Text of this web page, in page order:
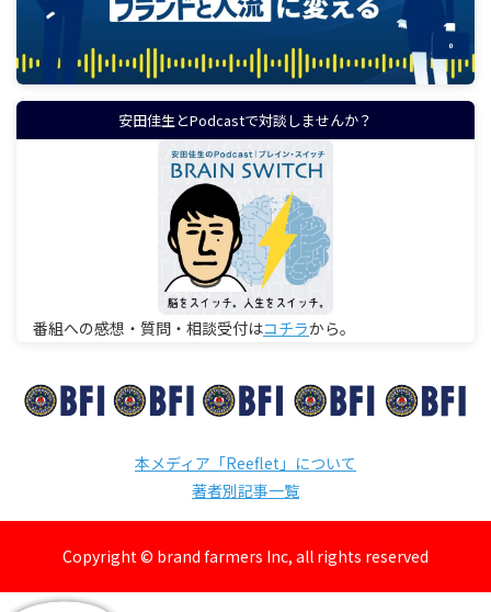
安田佳生とPodcastで対談しませんか？
番組への感想・質問・相談受付はコチラから。
本メディア「Reeflet」について
著者別記事一覧
Copyright © brand farmers Inc, all rights reserved